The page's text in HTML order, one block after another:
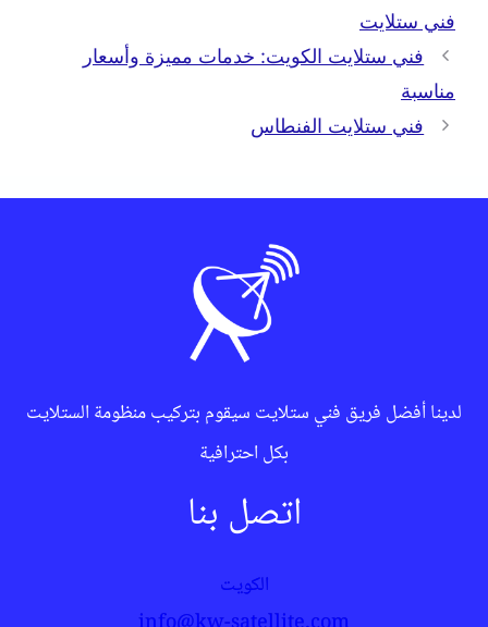
فني ستلايت
فني ستلايت الكويت: خدمات مميزة وأسعار
مناسبة
فني ستلايت الفنطاس
لدينا أفضل فريق فني ستلايت سيقوم بتركيب منظومة الستلايت
بكل احترافية
اتصل بنا
الكويت